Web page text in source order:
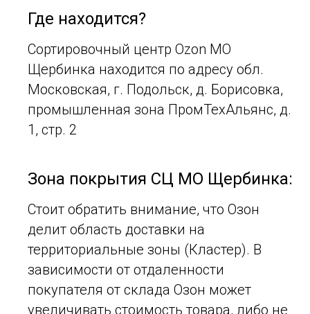
Где находится?
Сортировочный центр Ozon МО
Щербинка находится по адресу обл.
Московская, г. Подольск, д. Борисовка,
промышленная зона ПромТехАльянс, д.
1, стр. 2
Зона покрытия СЦ МО Щербинка:
Стоит обратить внимание, что Озон
делит область доставки на
территориальные зоны (Кластер). В
зависимости от отдаленности
покупателя от склада Озон может
увеличивать стоимость товара, либо не